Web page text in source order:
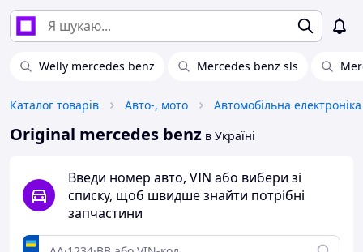
Welly mercedes benz Mercedes benz sls
Каталог товарів Авто-, мото Автомобільна електроніка
Original mercedes benz в Україні
Введи номер авто, VIN або вибери зі
списку, щоб швидше знайти потрібні
запчастини